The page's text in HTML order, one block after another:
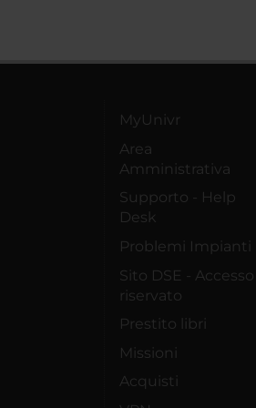
MyUnivr
Area
Amministrativa
Supporto - Help
Desk
Problemi Impianti
Sito DSE - Accesso
riservato
Prestito libri
Missioni
Acquisti